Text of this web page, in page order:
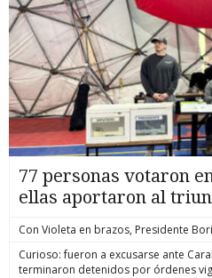
77 personas votaron
ellas aportaron al
Con Violeta en brazos, Presidente
Curioso: fueron a excusarse ante
terminaron detenidos por órdenes